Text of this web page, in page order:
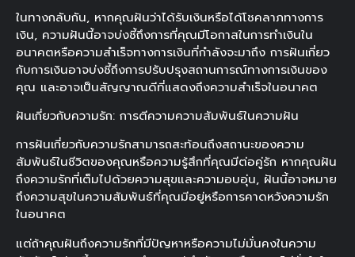
ในทางกลับกัน, หากคุณฝันว่าได้รับเงินหรือได้โชคลาภทางการ
เงิน, ความฝันนี้อาจบ่งชี้ถึงการที่คุณมีโอกาสในการทำเงินใน
อนาคตหรือความสำเร็จทางการเงินที่กำลังจะมาถึง การฝันเกี่ยว
กับการเงินอาจบ่งชี้ถึงการปรับปรุงสถานการณ์ทางการเงินของ
คุณ และอาจเป็นสัญญาณดีที่แสดงถึงความสำเร็จในอนาคต
ฝันเกี่ยวกับความรัก: การตีความความสัมพันธ์ในความฝัน
การฝันเกี่ยวกับความรักสามารถสะท้อนถึงสถานะของความ
สัมพันธ์ในชีวิตของคุณหรือความรู้สึกที่คุณมีต่อคู่รัก หากคุณฝัน
ถึงความรักที่เต็มไปด้วยความสุขและความอบอุ่น, ฝันนี้อาจหมาย
ถึงความสุขในความสัมพันธ์ที่คุณมีอยู่หรือการคาดหวังความรัก
ในอนาคต
แต่ถ้าคุณฝันถึงความรักที่มีปัญหาหรือความไม่มั่นคงในความ